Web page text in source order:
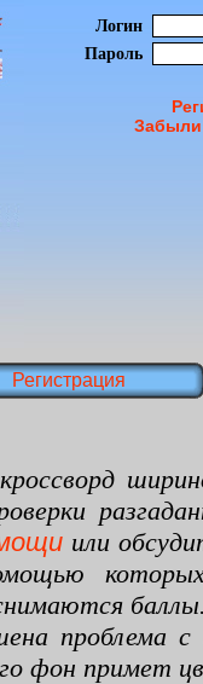
Логин
Пароль
Забыли
Регистрация
шириной
или
проблема
фон примет